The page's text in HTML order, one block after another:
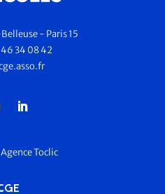
- Paris 15
34 08 42
Agence Toclic